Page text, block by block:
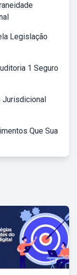
Legislação
1 Seguro
Jurisdicional
Que Sua